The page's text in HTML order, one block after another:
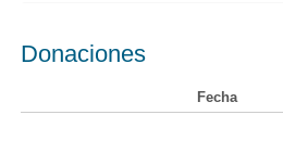
Donaciones
Fecha